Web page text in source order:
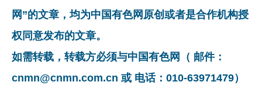
网”的文章，均为中国有色网原创或者是合作机构授
权同意发布的文章。
如需转载，转载方必须与中国有色网（ 邮件：
cnmn@cnmn.com.cn 或 电话：010-63971479）